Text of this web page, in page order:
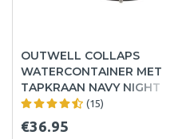
OUTWELL COLLAPS
WATERCONTAINER MET
TAPKRAAN NAVY NIGHT
(15)
€36.95